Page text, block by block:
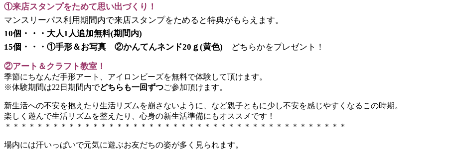
①来店スタンプをためて思い出づくり！
マンスリーパス利用期間内で来店スタンプをためると特典がもらえます。
10個・・・大人1人追加無料(期間内)
15個・・・①手形＆お写真 ②かんてんネンド20ｇ(黄色)
どちらかをプレゼント！
②アート＆クラフト教室！
季節にちなんだ手形アート、アイロンビーズを無料で体験して頂けます。
※体験期間は22日期間内でどちらも一回ずつご参加頂けます。
新生活への不安を抱えたり生活リズムを崩さないように、など親子ともに少し不安を感じやすくなるこの時期。
楽しく遊んで生活リズムを整えたり、心身の新生活準備にもオススメです！
＊＊＊＊＊＊＊＊＊＊＊＊＊＊＊＊＊＊＊＊＊＊＊＊＊＊＊＊＊＊＊＊＊＊＊＊＊＊＊＊＊＊＊
場内には汗いっぱいで元気に遊ぶお友だちの姿が多く見られます。